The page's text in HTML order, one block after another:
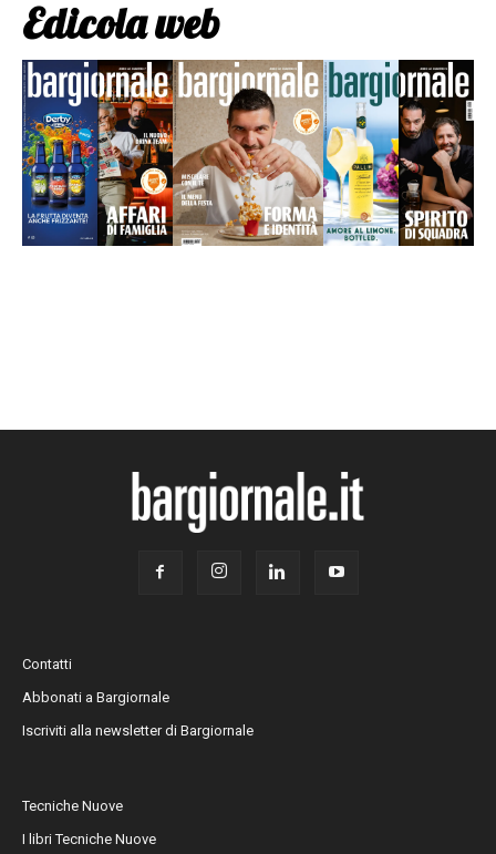
Edicola web
Contatti
Abbonati a Bargiornale
Iscriviti alla newsletter di Bargiornale
Tecniche Nuove
I libri Tecniche Nuove